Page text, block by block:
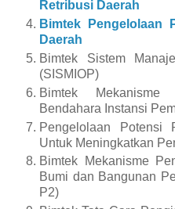
Retribusi Daerah
Bimtek Pengelolaan
Daerah
Bimtek Sistem
(SISMIOP)
Bimtek
Bendahara Instansi
Pengelolaan Potensi
Untuk Meningkatkan
Bimtek
Mekanisme
Bumi dan Bangunan
P2)